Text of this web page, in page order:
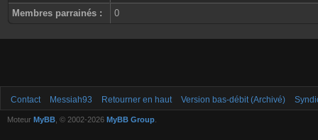
Membres parrainés : 0
Contact Messiah93 Retourner en haut Version bas-débit (Archivé)
Moteur MyBB , © 2002-2026 MyBB Group